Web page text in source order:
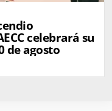
celebrará su
de agosto